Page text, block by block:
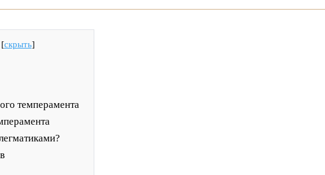
[скрыть]
темперамента